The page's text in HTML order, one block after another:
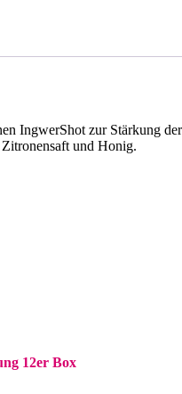
IngwerShot zur Stärkung
und Honig.
12er Box